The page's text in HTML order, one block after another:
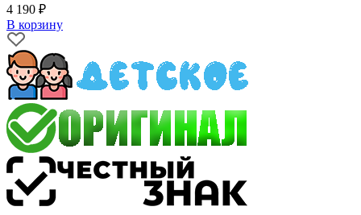
4 190 ₽
В корзину